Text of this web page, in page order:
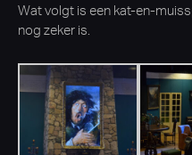
Wat volgt is een kat-en-
nog zeker is.